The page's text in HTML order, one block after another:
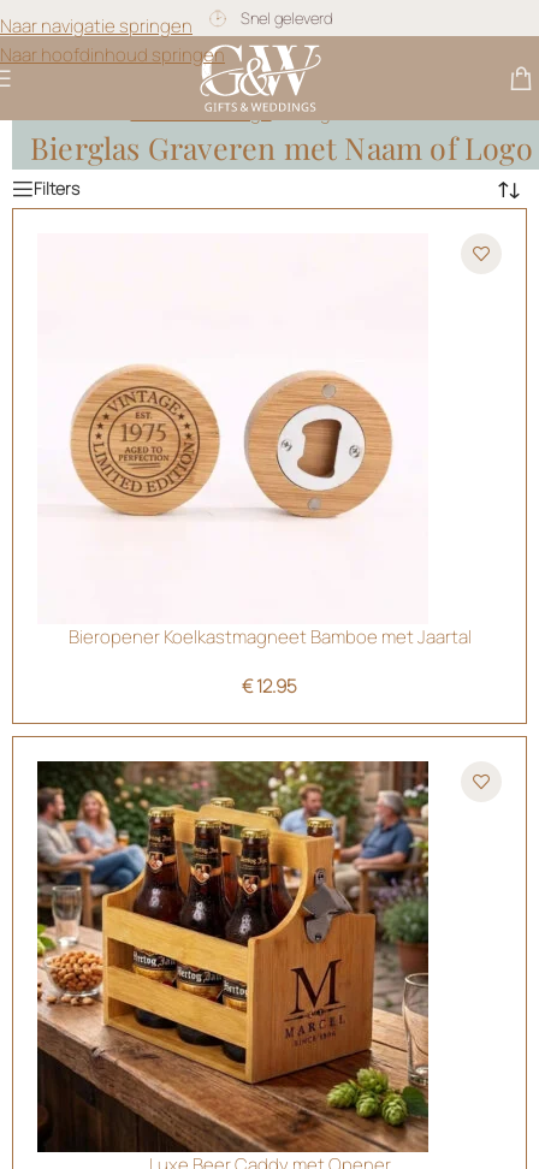
Naar navigatie springen
Naar hoofdinhoud springen
Gratis personalisatie
Gifts & Weddings>Bierglas Graveren
Bierglas Graveren met Naam of Logo
Bieropener Koelkastmagneet Bamboe met Jaartal
€12.95